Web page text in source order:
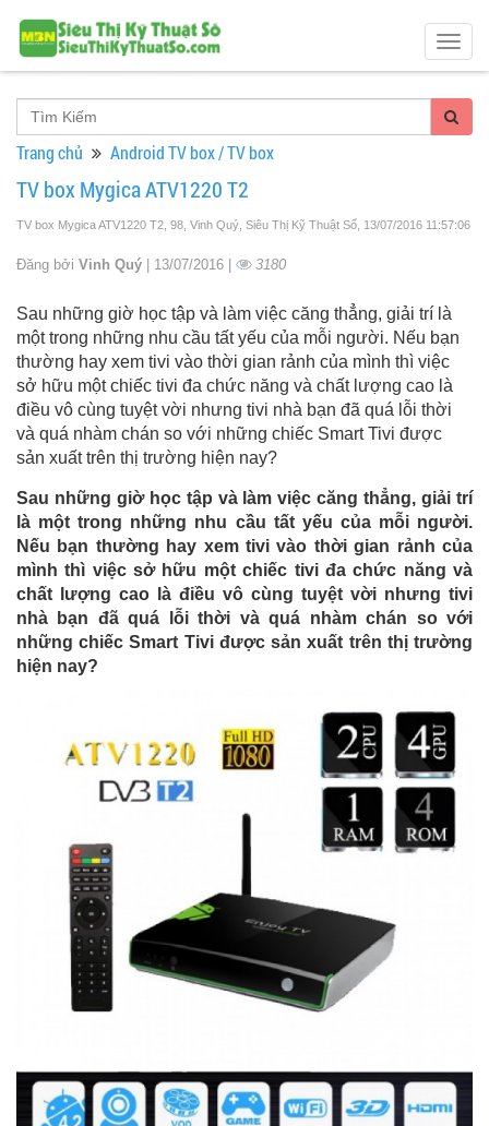
Trang chủ Android TV box / TV box
TV box Mygica ATV1220 T2
TV box Mygica ATV1220 T2, 98, Vinh Quý, Siêu Thị Kỹ Thuật Số , 13/07/2016 11:57:06
Đăng bởi Vinh Quý | 13/07/2016 | 3180
Sau những giờ học tập và làm việc căng thẳng, giải trí là
một trong những nhu cầu tất yếu của mỗi người. Nếu bạn
thường hay xem tivi vào thời gian rảnh của mình thì việc
sở hữu một chiếc tivi đa chức năng và chất lượng cao là
điều vô cùng tuyệt vời nhưng tivi nhà bạn đã quá lỗi thời
và quá nhàm chán so với những chiếc Smart Tivi được
sản xuất trên thị trường hiện nay?
Sau những giờ học tập và làm việc căng thẳng, giải trí
là một trong những nhu cầu tất yếu của mỗi người.
Nếu bạn thường hay xem tivi vào thời gian rảnh của
mình thì việc sở hữu một chiếc tivi đa chức năng và
chất lượng cao là điều vô cùng tuyệt vời nhưng tivi
nhà bạn đã quá lỗi thời và quá nhàm chán so với
những chiếc Smart Tivi được sản xuất trên thị trường
hiện nay?